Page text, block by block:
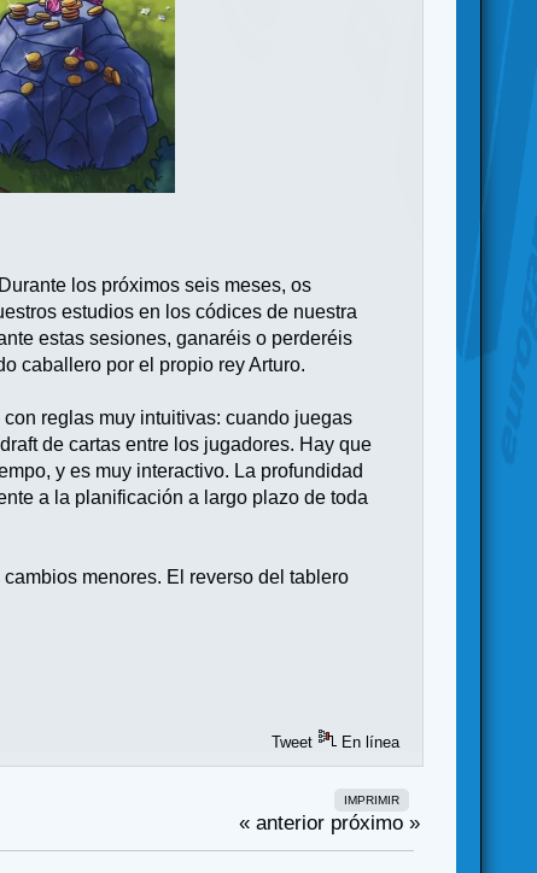
los próximos seis meses, os
estudios en los códices de nuestra
estas sesiones, ganaréis o perderéis
caballero por el propio rey Arturo.
reglas muy intuitivas: cuando juegas
de cartas entre los jugadores. Hay que
y es muy interactivo. La profundidad
a la planificación a largo plazo de toda
menores. El reverso del tablero
Tweet En línea
IMPRIMIR
« anterior próximo »